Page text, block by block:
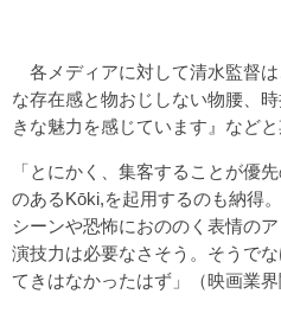
各メディアに対して清水監督
な存在感と物おじしない物腰、
きな魅力を感じています』など
「とにかく、集客することが優
のあるKōki,を起用するのも納得
シーンや恐怖におののく表情の
演技力は必要なさそう。そうで
てきはなかったはず」（映画業界